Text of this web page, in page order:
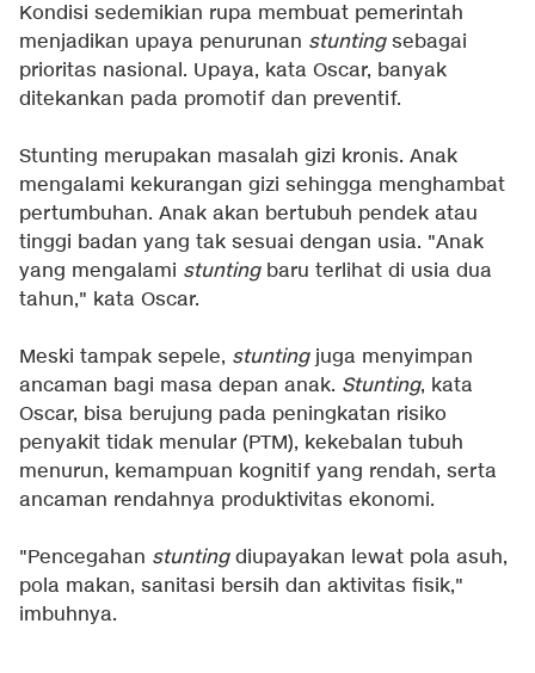
Kondisi sedemikian rupa membuat pemerintah
menjadikan upaya penurunan stuntingsebagai
prioritas nasional. Upaya, kata Oscar, banyak
ditekankan pada promotif dan preventif.
Stunting merupakan masalah gizi kronis. Anak
mengalami kekurangan gizi sehingga menghambat
pertumbuhan. Anak akan bertubuh pendek atau
tinggi badan yang tak sesuai dengan usia. "Anak
yang mengalami stunting baru terlihat di usia dua
tahun," kata Oscar.
Meski tampak sepele, stunting juga menyimpan
ancaman bagi masa depan anak. Stunting, kata
Oscar, bisa berujung pada peningkatan risiko
penyakit tidak menular (PTM), kekebalan tubuh
menurun, kemampuan kognitif yang rendah, serta
ancaman rendahnya produktivitas ekonomi.
"Pencegahan stuntingdiupayakan lewat pola asuh,
pola makan, sanitasi bersih dan aktivitas fisik,"
imbuhnya.